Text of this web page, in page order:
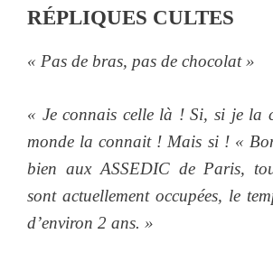
RÉPLIQUES CULTES
« Pas de bras, pas de chocolat »
« Je connais celle là ! Si, si je la
monde la connait ! Mais si ! «
bien aux ASSEDIC de Paris,
sont actuellement occupées, le
d’environ 2 ans. »